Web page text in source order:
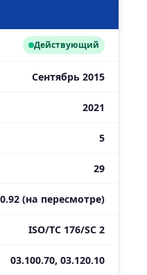
Действующий
Сентябрь 2015
2021
5
29
(на пересмотре)
ISO/TC 176/SC 2
03.100.70, 03.120.10